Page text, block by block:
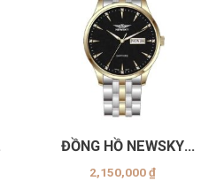
ĐỒNG HỒ NEWSKY
NS5014G.S04
2,150,000₫